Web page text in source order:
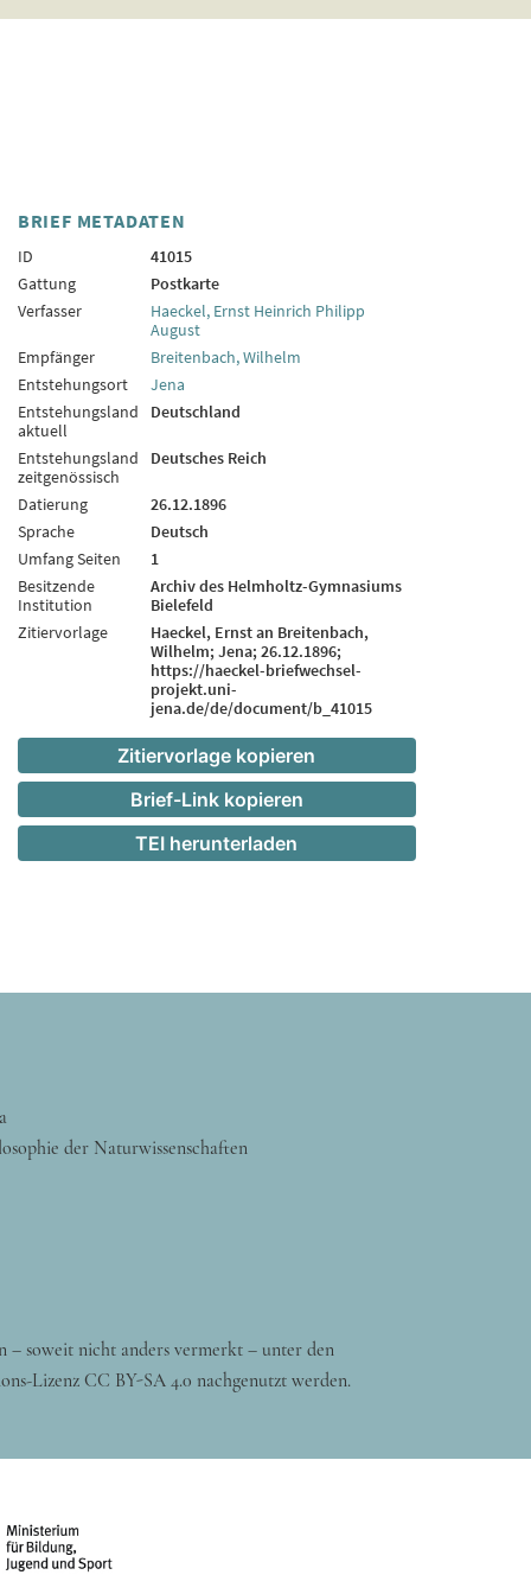
BRIEF METADATEN
ID
41015
Gattung
Postkarte
Verfasser
Haeckel, Ernst Heinrich Philipp
August
Empfänger
Breitenbach, Wilhelm
Entstehungsort
Jena
Entstehungsland
aktuell
Deutschland
Entstehungsland
zeitgenössisch
Deutsches Reich
Datierung
26.12.1896
Sprache
Deutsch
Umfang Seiten
1
Besitzende
Institution
Archiv des Helmholtz-Gymnasiums
Bielefeld
Zitiervorlage
Haeckel, Ernst an Breitenbach,
Wilhelm; Jena; 26.12.1896;
https://haeckel-briefwechsel-
projekt.uni-
jena.de/de/document/b_41015
Zitiervorlage kopieren
Brief-Link kopieren
TEI herunterladen
der Naturwissenschaften
– soweit nicht anders vermerkt – unter den
Lizenz CC BY-SA 4.0 nachgenutzt werden.